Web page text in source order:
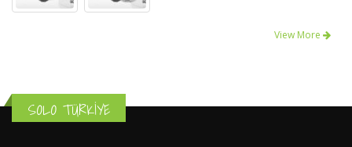
View More
SOLO TÜRKİYE